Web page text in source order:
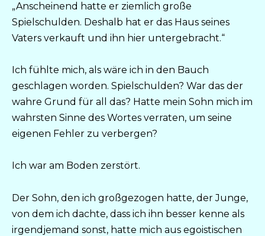
„Anscheinend hatte er ziemlich große
Spielschulden. Deshalb hat er das Haus seines
Vaters verkauft und ihn hier untergebracht.“
Ich fühlte mich, als wäre ich in den Bauch
geschlagen worden. Spielschulden? War das der
wahre Grund für all das? Hatte mein Sohn mich im
wahrsten Sinne des Wortes verraten, um seine
eigenen Fehler zu verbergen?
Ich war am Boden zerstört.
Der Sohn, den ich großgezogen hatte, der Junge,
von dem ich dachte, dass ich ihn besser kenne als
irgendjemand sonst, hatte mich aus egoistischen